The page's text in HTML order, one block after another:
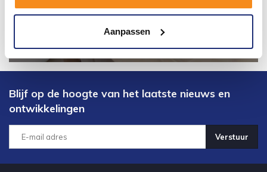
Aanpassen
Blijf op de hoogte van het laatste nieuws en
ontwikkelingen
Verstuur